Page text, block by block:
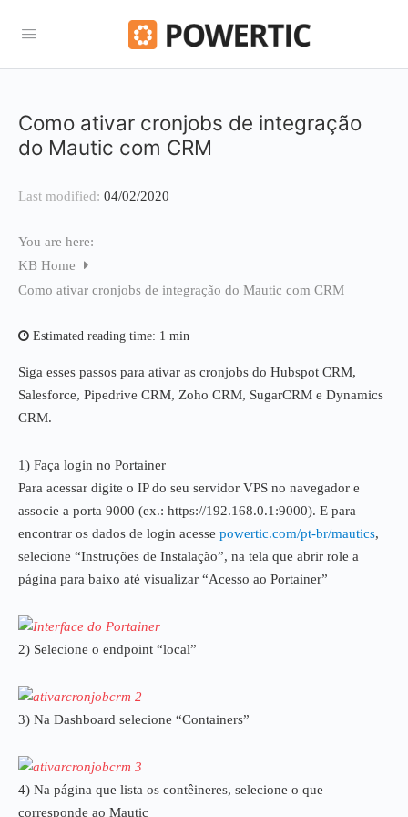
Como ativar cronjobs de integração
do Mautic com CRM
Last modified: 04/02/2020
You are here:
KB Home
Como ativar cronjobs de integração do Mautic com CRM
Estimated reading time: 1 min
Siga esses passos para ativar as cronjobs do Hubspot CRM,
Salesforce, Pipedrive CRM, Zoho CRM, SugarCRM e Dynamics
CRM.
1) Faça login no Portainer
Para acessar digite o IP do seu servidor VPS no navegador e
associe a porta 9000 (ex.: https://192.168.0.1:9000). E para
encontrar os dados de login acesse powertic.com/pt-br/mautics,
selecione “Instruções de Instalação”, na tela que abrir role a
página para baixo até visualizar “Acesso ao Portainer”
2) Selecione o endpoint “local”
3) Na Dashboard selecione “Containers”
4) Na página que lista os contêineres, selecione o que
corresponde ao Mautic